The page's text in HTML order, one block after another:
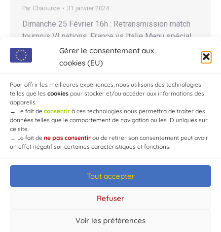
Gérer le consentement aux
cookies (EU)
Pour offrir les meilleures expériences, nous utilisons des technologies
telles que les cookies pour stocker et/ou accéder aux informations des
appareils.
→ Le fait de consentir à ces technologies nous permettra de traiter des
données telles que le comportement de navigation ou les ID uniques sur
ce site.
→ Le fait de ne pas consentir ou de retirer son consentement peut avoir
un effet négatif sur certaines caractéristiques et fonctions.
Tout accepter
Refuser
Voir les préférences
Par Chaource 31 janvier 2024
Dimanche 25 Février 16h : Retransmission match
tournois VI nations. France vs Italie Menu spécial
italien. Ouvert à tous – entrée gratuite –
restauration sur place Le Shaka Pub Adresse : 1
10210 Chaource, France Tél : +33.6.20.59.71.38
© Mairie de Chaource [2004-2024] | Tous droits réservés.
Developed byWEB3-DESIGN